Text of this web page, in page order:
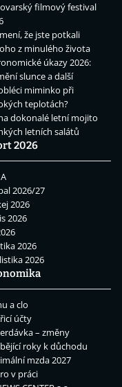
filmový festival
že jste potkali
z minulého života
úkazy 2026:
slunce a další
miminko při
teplotách?
dokonalé letní mojito
letních salátů
2026
2026/27
2026
2026
2026
2026
a clo
účty
– změny
roky k důchodu
mzda 2027
v práci